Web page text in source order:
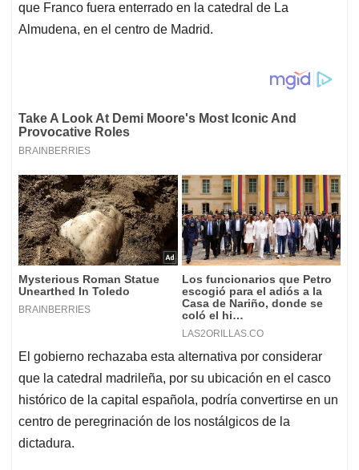
que Franco fuera enterrado en la catedral de La
Almudena, en el centro de Madrid.
El gobierno rechazaba esta alternativa por considerar
que la catedral madrileña, por su ubicación en el casco
histórico de la capital española, podría convertirse en un
centro de peregrinación de los nostálgicos de la
dictadura.